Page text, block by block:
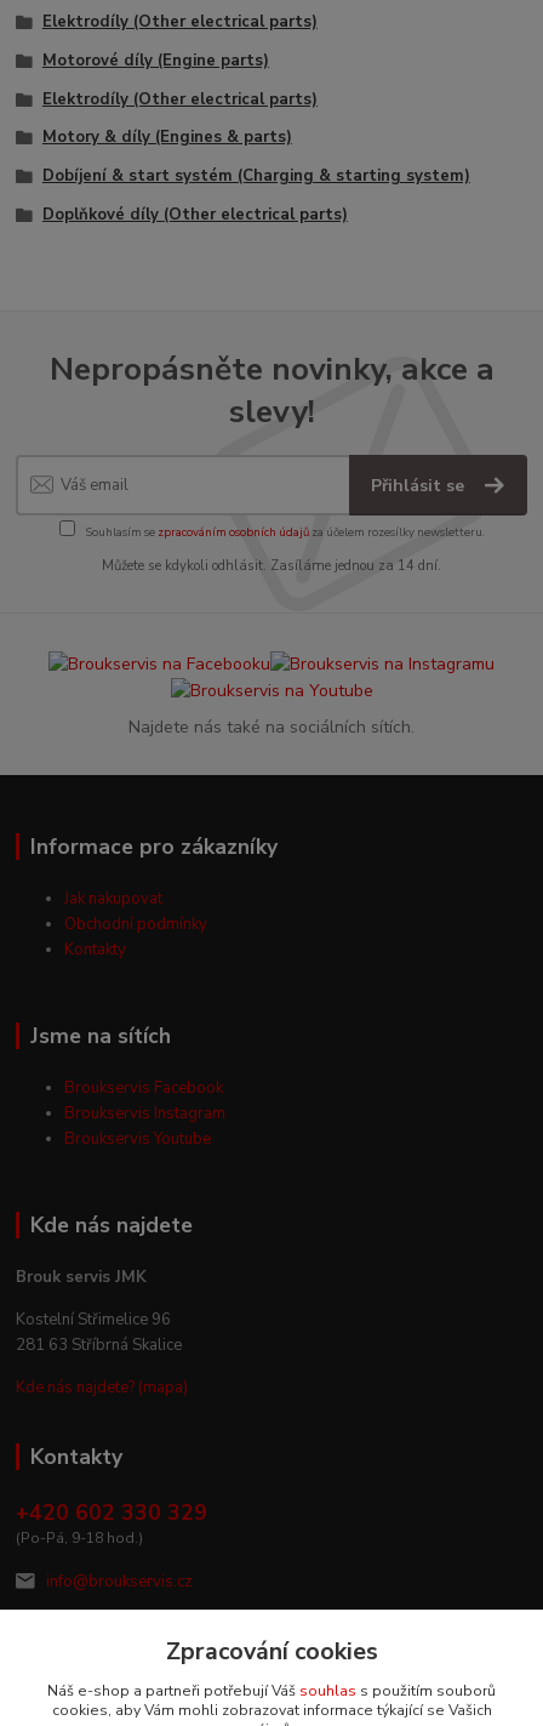
Elektrodíly (Other electrical parts)
Motorové díly (Engine parts)
Elektrodíly (Other electrical parts)
Motory & díly (Engines & parts)
Dobíjení & start systém (Charging & starting system)
Doplňkové díly (Other electrical parts)
Nepropásněte novinky, akce a
slevy!
Přihlásit se
Souhlasím se zpracováním osobních údajůza účelem rozesílky newsletteru.
Můžete se kdykoli odhlásit. Zasíláme jednou za 14 dní.
Najdete nás také na sociálních sítích.
Informace pro zákazníky
Jak nakupovat
Obchodní podmínky
Kontakty
Jsme na sítích
Broukservis Facebook
Broukservis Instagram
Broukservis Youtube
Kde nás najdete
Brouk servis JMK
Kostelní Střimelice 96
281 63 Stříbrná Skalice
Kde nás najdete? (mapa)
Kontakty
+420 602 330 329
(Po-Pá, 9-18 hod.)
info@broukservis.cz
Zpracování cookies
Náš e-shop a partneři potřebují Váš souhlas s použitím souborů
cookies, aby Vám mohli zobrazovat informace týkající se Vašich